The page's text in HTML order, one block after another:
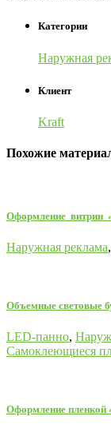
Категории
Наружная
Клиент
Kraft
Похожие
Оформление витрин
Наружная реклама,
Oбъемные световые
LED-панно,
Самоклеющиеся
Оформление пленкой